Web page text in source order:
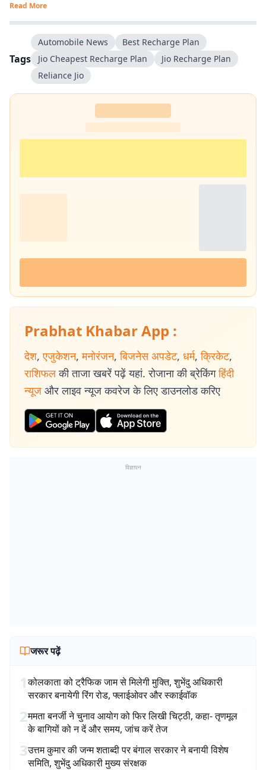
Read More
Tags
Automobile News
Best Recharge Plan
Jio Cheapest Recharge Plan
Jio Recharge Plan
Reliance Jio
Prabhat Khabar App :
देश, एजुकेशन, मनोरंजन, बिजनेस अपडेट, धर्म, क्रिकेट,
राशिफल की ताजा खबरें पढ़ें यहां. रोजाना की ब्रेकिंग हिंदी
न्यूज और लाइव न्यूज कवरेज के लिए डाउनलोड करिए
विज्ञापन
जरूर पढ़ें
1कोलकाता को ट्रैफिक जाम से मिलेगी मुक्ति, शुभेंदु अधिकारी
सरकार बनायेगी रिंग रोड, फ्लाईओवर और स्काईवॉक
2ममता बनर्जी ने चुनाव आयोग को फिर लिखी चिट्ठी, कहा- तृणमूल
के बागियों को न दें और समय, जांच करें तेज
3उत्तम कुमार की जन्म शताब्दी पर बंगाल सरकार ने बनायी विशेष
समिति, शुभेंदु अधिकारी मुख्य संरक्षक